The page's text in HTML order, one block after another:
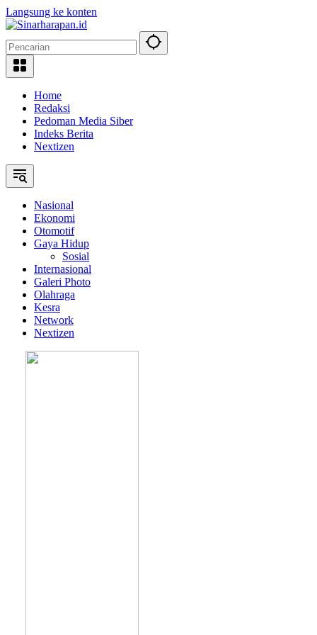
Langsung ke konten
Home
Redaksi
Pedoman Media Siber
Indeks Berita
Nextizen
Nasional
Ekonomi
Otomotif
Gaya Hidup
Sosial
Internasional
Galeri Photo
Olahraga
Kesra
Network
Nextizen